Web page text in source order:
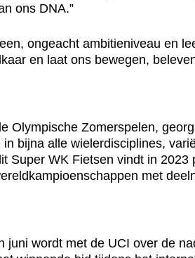
ons DNA.”
ongeacht ambitieniveau en
en laat ons bewegen,
Olympische Zomerspelen,
bijna alle wielerdisciplines,
Super WK Fietsen vindt in 2023
met
wordt met de UCI over de